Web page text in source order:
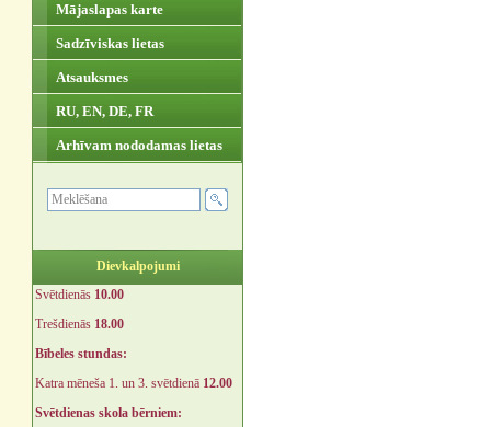
Mājaslapas karte
Sadzīviskas lietas
Atsauksmes
RU, EN, DE, FR
Arhīvam nododamas lietas
Dievkalpojumi
Svētdienās 10.00
Trešdienās 18.00
Bībeles stundas:
Katra mēneša 1. un 3. svētdienā 12.00
Svētdienas skola bērniem: